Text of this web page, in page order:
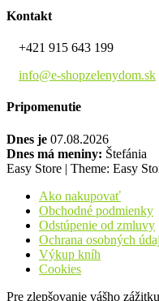
Kontakt
+421 915 643 199
info@e-shopzelenydom.sk
Pripomenutie
Dnes je 07.08.2026
Dnes má meniny: Štefánia
Easy Store | Theme: Easy
Ako nakupovať
Obchodné podmienky
Odstúpenie od zmluvy
Ochrana osobných
Výkup kníh
Cookies
Pre zlepšovanie vášho